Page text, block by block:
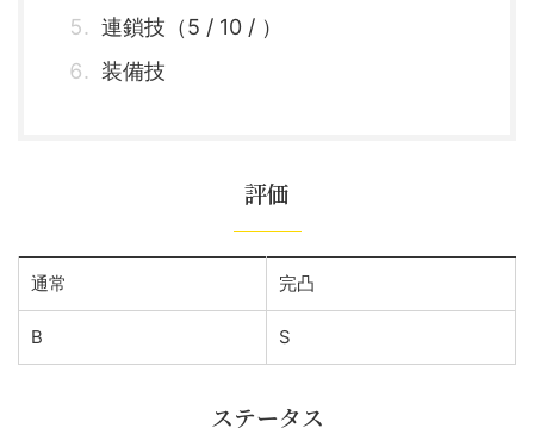
連鎖技（5 / 10 / ）
装備技
評価
通常 完凸
B S
ステータス